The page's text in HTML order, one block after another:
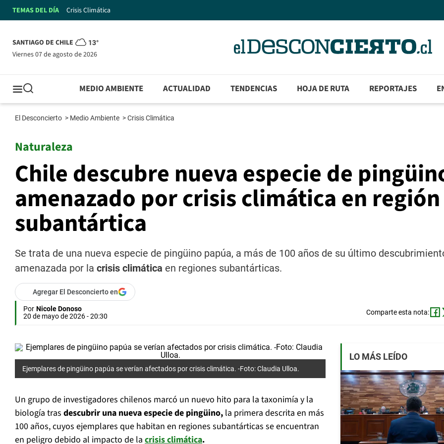
TEMAS DEL DÍA Crisis Climática
SANTIAGO DE CHILE 13°
viernes 07 de agosto de 2026
MEDIO AMBIENTE ACTUALIDAD TENDENCIAS HOJA DE RUTA REPORTAJES
El Desconcierto > Medio Ambiente >Crisis Climática
Naturaleza
Chile descubre nueva especie de
amenazado por crisis climática en región
subantártica
Se trata de una nueva especie de pingüino papúa, a más de 100 años de su último
amenazada por la crisis climática en regiones subantárticas.
Agregar El Desconcierto en
Por Nicole Donoso
20 de mayo de 2026 - 20:30
Comparte esta nota:
Ejemplares de pingüino papúa se verían afectados por crisis climática. -Foto: Claudia Ulloa.
Un grupo de investigadores chilenos marcó un nuevo hito para la taxonimía y la
biología tras descubrir una nueva especie de pingüino, la primera descrita en más
100 años, cuyos ejemplares que habitan en regiones subantárticas se encuentran
en peligro debido al impacto de la crisis climática.
LO MÁS LEÍDO